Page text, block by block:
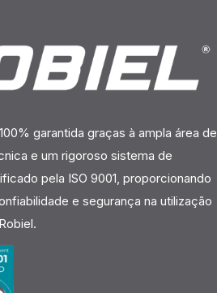
garantida graças à ampla área de
e um rigoroso sistema de
pela ISO 9001, proporcionando
e segurança na utilização